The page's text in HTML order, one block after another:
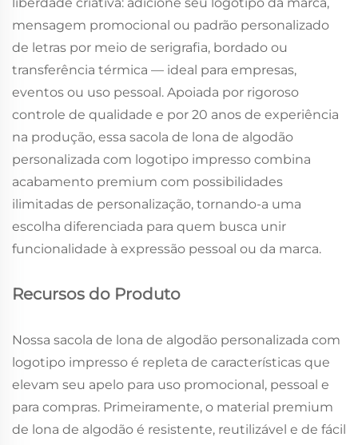
mensagem promocional ou padrão personalizado
de letras por meio de serigrafia, bordado ou
transferência térmica — ideal para empresas,
eventos ou uso pessoal. Apoiada por rigoroso
controle de qualidade e por 20 anos de experiência
na produção, essa sacola de lona de algodão
personalizada com logotipo impresso combina
acabamento premium com possibilidades
ilimitadas de personalização, tornando-a uma
escolha diferenciada para quem busca unir
funcionalidade à expressão pessoal ou da marca.
Recursos do Produto
Nossa sacola de lona de algodão personalizada com
logotipo impresso é repleta de características que
elevam seu apelo para uso promocional, pessoal e
para compras. Primeiramente, o material premium
de lona de algodão é resistente, reutilizável e de fácil